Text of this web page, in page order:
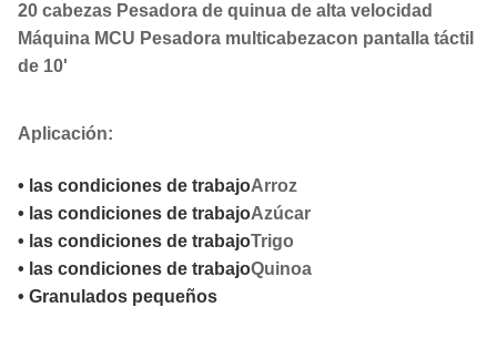
20 cabezas Pesadora de quinua de alta velocidad
Máquina MCU Pesadora multicabezacon pantalla táctil
de 10'
Aplicación:
• las condiciones de trabajoArroz
• las condiciones de trabajoAzúcar
• las condiciones de trabajoTrigo
• las condiciones de trabajoQuinoa
• Granulados pequeños